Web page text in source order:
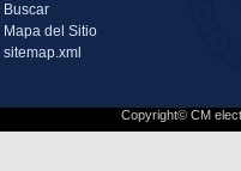
Buscar
Mapa del Sitio
sitemap.xml
Copyright© CM